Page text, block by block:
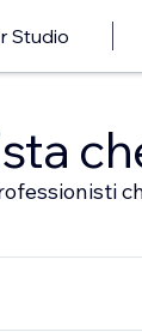
Studio